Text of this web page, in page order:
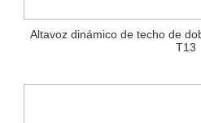
Altavoz dinámico de techo de
T13